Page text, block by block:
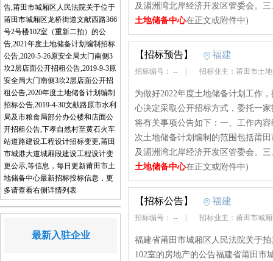
告,莆田市城厢区人民法院关于位于
莆田市城厢区龙桥街道文献西路366
号2号楼102室（重新二拍）的公
告,2021年度土地储备计划编制招标
公告,2020-5-26原安全局大门南侧3
坎2层店面公开招租公告,2019-9-3原
安全局大门南侧3坎2层店面公开招
租公告,2020年度土地储备计划编制
招标公告,2019-4-30文献路原市水利
局及市粮食局部分办公楼和店面公
开招租公告,下孝自然村至黄石火车
站道路建设工程设计招标变更,莆田
市城港大道城厢段建设工程设计变
更公示,等信息，每日更新莆田市土
地储备中心最新招标投标信息，更
多请查看右侧详情列表
最新入驻企业
及湄洲湾北岸经济开发区管委会。
土地储备中心在正文或附件中)
【招标预告】 福建
招标编号： -- 招标业主：莆田市土
为做好2022年度土地储备计划工作
心决定采取公开招标方式，委托一
将有关事项公告如下：一、工作内
次土地储备计划编制的范围包括莆
及湄洲湾北岸经济开发区管委会。
土地储备中心在正文或附件中)
【招标公告】 福建
招标编号： -- 招标业主：莆田市城
福建省莆田市城厢区人民法院关于
102室的房地产的公告福建省莆田市